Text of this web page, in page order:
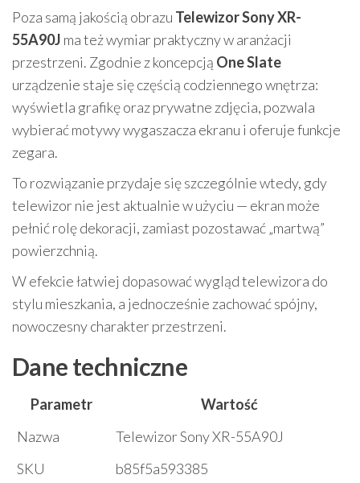
Poza samą jakością obrazu Telewizor Sony XR-
55A90J ma też wymiar praktyczny w aranżacji
przestrzeni. Zgodnie z koncepcją One Slate
urządzenie staje się częścią codziennego wnętrza:
wyświetla grafikę oraz prywatne zdjęcia, pozwala
wybierać motywy wygaszacza ekranu i oferuje funkcje
zegara.
To rozwiązanie przydaje się szczególnie wtedy, gdy
telewizor nie jest aktualnie w użyciu — ekran może
pełnić rolę dekoracji, zamiast pozostawać „martwą”
powierzchnią.
W efekcie łatwiej dopasować wygląd telewizora do
stylu mieszkania, a jednocześnie zachować spójny,
nowoczesny charakter przestrzeni.
Dane techniczne
Parametr
Wartość
Nazwa
Telewizor Sony XR-55A90J
SKU
b85f5a593385